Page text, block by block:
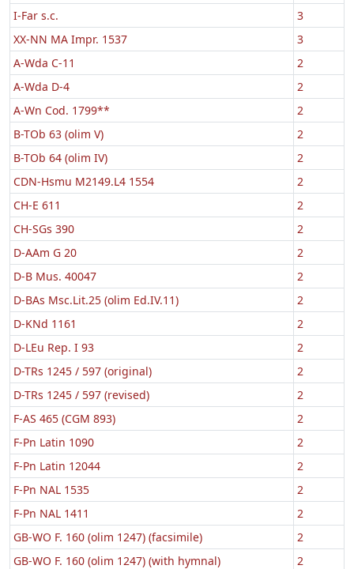
I-Far s.c.
3
XX-NN MA Impr. 1537
3
A-Wda C-11
2
A-Wda D-4
2
A-Wn Cod. 1799**
2
B-TOb 63 (olim V)
2
B-TOb 64 (olim IV)
2
CDN-Hsmu M2149.L4 1554
2
CH-E 611
2
CH-SGs 390
2
D-AAm G 20
2
D-B Mus. 40047
2
D-BAs Msc.Lit.25 (olim Ed.IV.11)
2
D-KNd 1161
2
D-LEu Rep. I 93
2
D-TRs 1245 / 597 (original)
2
D-TRs 1245 / 597 (revised)
2
F-AS 465 (CGM 893)
2
F-Pn Latin 1090
2
F-Pn Latin 12044
2
F-Pn NAL 1535
2
F-Pn NAL 1411
2
GB-WO F. 160 (olim 1247) (facsimile)
2
GB-WO F. 160 (olim 1247) (with hymnal)
2